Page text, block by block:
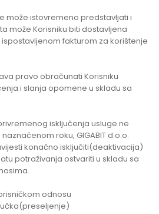
može istovremeno predstavljati i
može Korisniku biti dostavljena
fakturom za korištenje
pravo obračunati Korisniku
i slanja opomene u skladu sa
isključenja usluge ne
roku, GIGABIT d.o.o.
konačno isključiti(deaktivacija)
potraživanja ostvariti u skladu sa
odnosu